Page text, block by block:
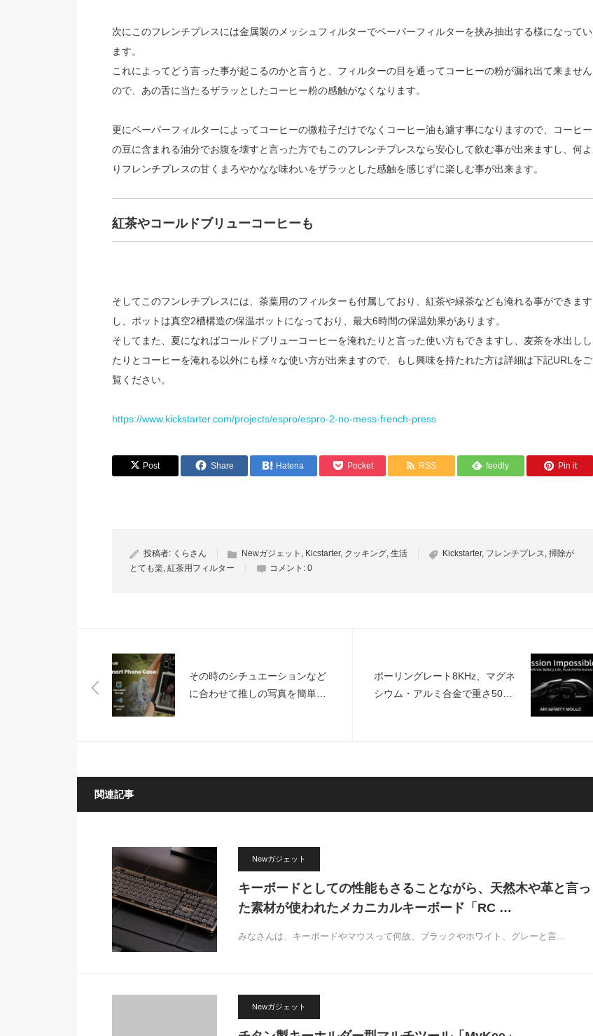
次にこのフレンチプレスには金属製のメッシュフィルターでペーパーフィルターを挟み抽出する様になってい
ます。
これによってどう言った事が起こるのかと言うと、フィルターの目を通ってコーヒーの粉が漏れ出て来ません
ので、あの舌に当たるザラッとしたコーヒー粉の感触がなくなります。
更にペーパーフィルターによってコーヒーの微粒子だけでなくコーヒー油も濾す事になりますので、コーヒー
の豆に含まれる油分でお腹を壊すと言った方でもこのフレンチプレスなら安心して飲む事が出来ますし、何よ
りフレンチプレスの甘くまろやかなな味わいをザラッとした感触を感じずに楽しむ事が出来ます。
紅茶やコールドブリューコーヒーも
そしてこのフンレチプレスには、茶葉用のフィルターも付属しており、紅茶や緑茶なども淹れる事ができます
し、ポットは真空2槽構造の保温ポットになっており、最大6時間の保温効果があります。
そしてまた、夏になればコールドブリューコーヒーを淹れたりと言った使い方もできますし、麦茶を水出しし
たりとコーヒーを淹れる以外にも様々な使い方が出来ますので、もし興味を持たれた方は詳細は下記URLをご
覧ください。
https://www.kickstarter.com/projects/espro/espro-2-no-mess-french-press
Post Share Hatena Pocket RSS feedly Pin it
投稿者: くらさん Newガジェット , Kicstarter, クッキング, 生活 Kickstarter, フレンチプレス, 掃除が
とても楽, 紅茶用フィルター コメント: 0
その時のシチュエーションなど
に合わせて推しの写真を簡単に
ポーリングレート8KHz、マグネ
シウム・アルミ合金で重さ50g
関連記事
Newガジェット
キーボードとしての性能もさることながら、天然木や革と言っ
た素材が使われたメカニカルキーボード「RC …
みなさんは、キーボードやマウスって何故、ブラックやホワイト、グレーと言…
Newガジェット